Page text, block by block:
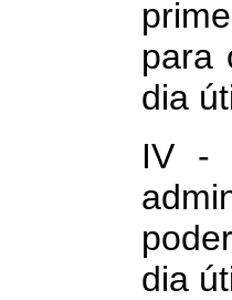
para
dia
IV -
dia